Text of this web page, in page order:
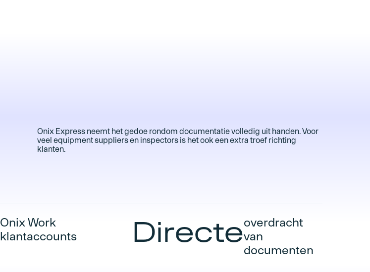
Onix Express neemt het gedoe rondom documentatie volledig uit handen. Voor
veel equipment suppliers en inspectors is het ook een extra troef richting
klanten.
Onix Work
klantaccounts
Directeoverdracht
van
documenten